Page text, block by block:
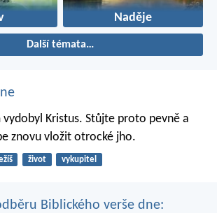
Naděje
Další témata…
vydobyl Kristus. Stůjte proto pevně a
znovu vložit otrocké jho.
život vykupitel
Biblického verše dne: